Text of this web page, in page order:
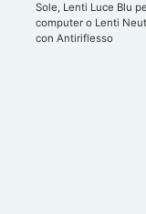
Sole, Lenti Luce Blu
computer o Lenti
con Antiriflesso